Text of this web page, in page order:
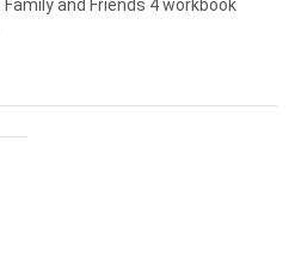
Family and Friends 4 workbook